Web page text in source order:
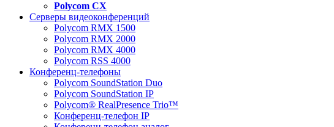
Polycom CX
Серверы видеоконференций
Polycom RMX 1500
Polycom RMX 2000
Polycom RMX 4000
Polycom RSS 4000
Конференц-телефоны
Polycom SoundStation Duo
Polycom SoundStation IP
Polycom® RealPresence Trio™
Конференц-телефон IP